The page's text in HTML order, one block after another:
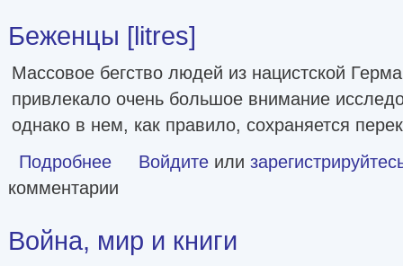
Беженцы [litres]
Массовое бегство людей из нацистской
привлекало очень большое внимание
однако в нем, как правило, сохраняется
Подробнее о Беженцы [litres]
Войдите или
комментарии
Война, мир и книги